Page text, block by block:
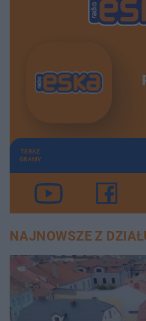
TERAZ
GRAMY
NAJNOWSZE Z